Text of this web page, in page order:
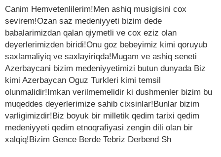
Canim Hemvetenlilerim!Men ashiq musigisini cox
sevirem!Ozan saz medeniyyeti bizim dede
babalarimizdan qalan qiymetli ve cox eziz olan
deyerlerimizden biridi!Onu goz bebeyimiz kimi qoruyub
saxlamaliyiq ve saxlayiriqda!Mugam ve ashiq seneti
Azerbaycani bizim medeniyyetimizi butun dunyada Biz
kimi Azerbaycan Oguz Turkleri kimi temsil
olunmalidir!Imkan verilmemelidir ki dushmenler bizim bu
muqeddes deyerlerimize sahib cixsinlar!Bunlar bizim
varligimizdir!Biz boyuk bir milletik qedim tarixi qedim
medeniyyeti qedim etnoqrafiyasi zengin dili olan bir
xalqiq!Bizim Gence Berde Tebriz Derbend Sh